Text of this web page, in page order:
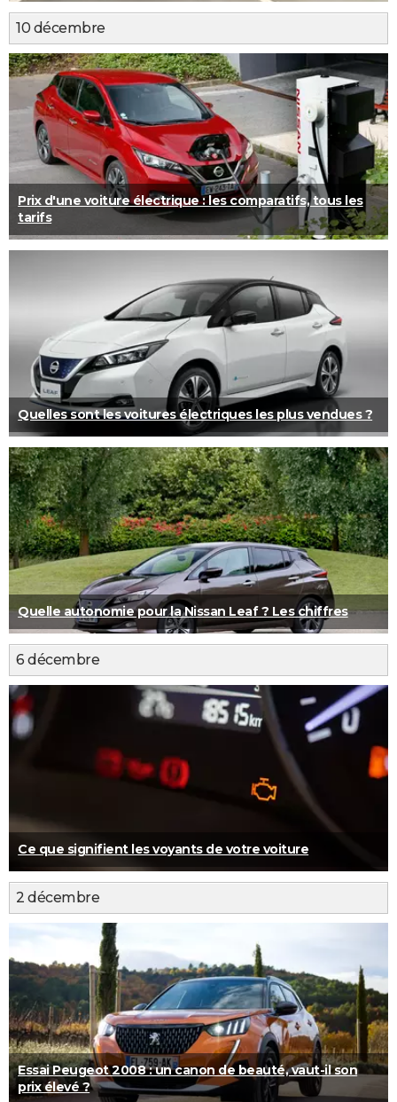
10 décembre
Prix d'une voiture électrique : les comparatifs, tous les
tarifs
Quelles sont les voitures électriques les plus vendues ?
Quelle autonomie pour la Nissan Leaf ? Les chiffres
6 décembre
Ce que signifient les voyants de votre voiture
2 décembre
Essai Peugeot 2008 : un canon de beauté, vaut-il son
prix élevé ?